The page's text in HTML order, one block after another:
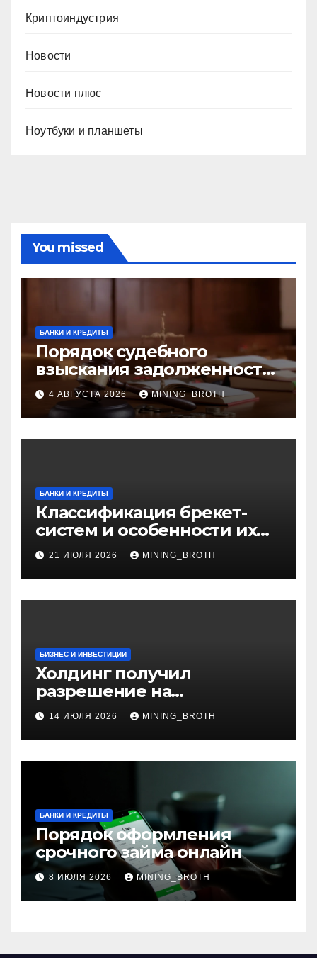
Криптоиндустрия
Новости
Новости плюс
Ноутбуки и планшеты
You missed
БАНКИ И КРЕДИТЫ
Порядок судебного
взыскания задолженности:
ключевые стадии и
нюансы
4 АВГУСТА 2026 MINING_BROTH
БАНКИ И КРЕДИТЫ
Классификация брекет-
систем и особенности их
установки
21 ИЮЛЯ 2026 MINING_BROTH
БИЗНЕС И ИНВЕСТИЦИИ
Холдинг получил
разрешение на
приобретение банка в
Турции
14 ИЮЛЯ 2026 MINING_BROTH
БАНКИ И КРЕДИТЫ
Порядок оформления
срочного займа онлайн
8 ИЮЛЯ 2026 MINING_BROTH